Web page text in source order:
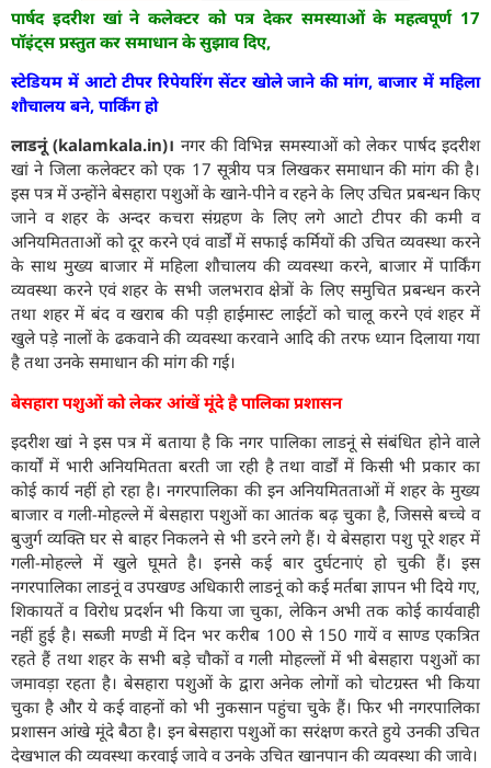
पार्षद इदरीश खां ने कलेक्टर को पत्र देकर समस्याओं के महत्वपूर्ण 17
पॉइंट्स प्रस्तुत कर समाधान के सुझाव दिए,
स्टेडियम में आटो टीपर रिपेयरिंग सेंटर खोले जाने की मांग, बाजार में महिला
शौचालय बने, पार्किंग हो
लाडनूं (kalamkala.in)‌। नगर की विभिन्न समस्याओं को लेकर पार्षद इदरीश
खां ने जिला कलेक्टर को एक 17 सूत्रीय पत्र लिखकर समाधान की मांग की है।
इस पत्र में उन्होंने बेसहारा पशुओं के खाने-पीने व रहने के लिए उचित प्रबन्धन किए
जाने व शहर के अन्दर कचरा संग्रहण के लिए लगे आटो टीपर की कमी व
अनियमितताओं को दूर करने एवं वार्डों में सफाई कर्मियों की उचित व्यवस्था करने
के साथ मुख्य बाजार में महिला शौचालय की व्यवस्था करने, बाजार में पार्किंग
व्यवस्था करने एवं शहर के सभी जलभराव क्षेत्रों के लिए समुचित प्रबन्धन करने
तथा शहर में बंद व खराब की पड़ी हाईमास्ट लाईटों को चालू करने एवं शहर में
खुले पड़े नालों के ढकवाने की व्यवस्था करवाने आदि की तरफ ध्यान दिलाया गया
है तथा उनके समाधान की मांग की गई।
बेसहारा पशुओं को लेकर आंखें मूंदे है पालिका प्रशासन
इदरीश खां ने इस पत्र में बताया है कि नगर पालिका लाडनूं से संबंधित होने वाले
कार्यों में भारी अनियमितता बरती जा रही है तथा वार्डों में किसी भी प्रकार का
कोई कार्य नहीं हो रहा है। नगरपालिका की इन अनियमितताओं में शहर के मुख्य
बाजार व गली-मोहल्ले में बेसहारा पशुओं का आतंक बढ़ चुका है, जिससे बच्चे व
बुजुर्ग व्यक्ति घर से बाहर निकलने से भी डरने लगे हैं। ये बेसहारा पशु पूरे शहर में
गली-मोहल्ले में खुले घूमते है। इनसे कई बार दुर्घटनाएं हो चुकी हैं। इस
नगरपालिका लाडनूं व उपखण्ड अधिकारी लाडनूं को कई मर्तबा ज्ञापन भी दिये गए,
शिकायतें व विरोध प्रदर्शन भी किया जा चुका, लेकिन अभी तक कोई कार्यवाही
नहीं हुई है। सब्जी मण्डी में दिन भर करीब 100 से 150 गायें व साण्ड एकत्रित
रहते हैं तथा शहर के सभी बड़े चौकों व गली मोहल्लों में भी बेसहारा पशुओं का
जमावड़ा रहता है। बेसहारा पशुओं के द्वारा अनेक लोगों को चोटग्रस्त भी किया
चुका है और ये कई वाहनों को भी नुकसान पहुंचा चुके हैं। फिर भी नगरपालिका
प्रशासन आंखे मूंदे बैठा है। इन बेसहारा पशुओं का सरंक्षण करते हुये उनकी उचित
देखभाल की व्यवस्था करवाई जावे व उनके उचित खानपान की व्यवस्था की जावे।